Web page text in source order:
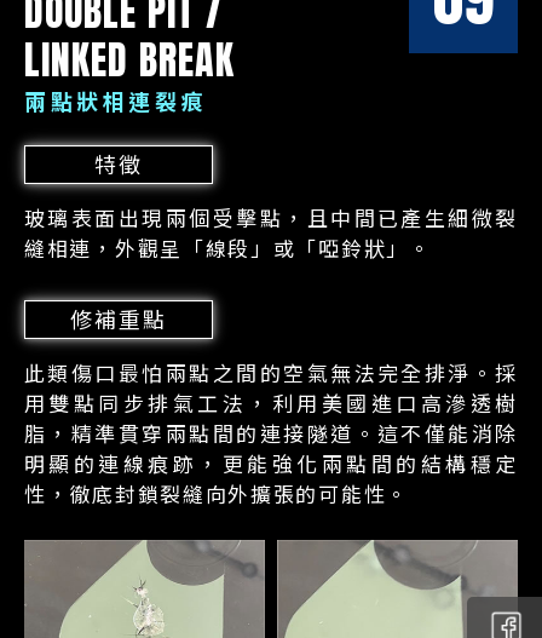
LINKED BREAK
兩點狀相連裂痕
特徵
玻璃表面出現兩個受擊點，且中間已產生細微裂
縫相連，外觀呈「線段」或「啞鈴狀」。
修補重點
此類傷口最怕兩點之間的空氣無法完全排淨。採
用雙點同步排氣工法，利用美國進口高滲透樹
脂，精準貫穿兩點間的連接隧道。這不僅能消除
明顯的連線痕跡，更能強化兩點間的結構穩定
性，徹底封鎖裂縫向外擴張的可能性。